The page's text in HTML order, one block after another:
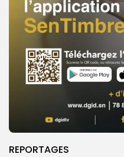
REPORTAGES